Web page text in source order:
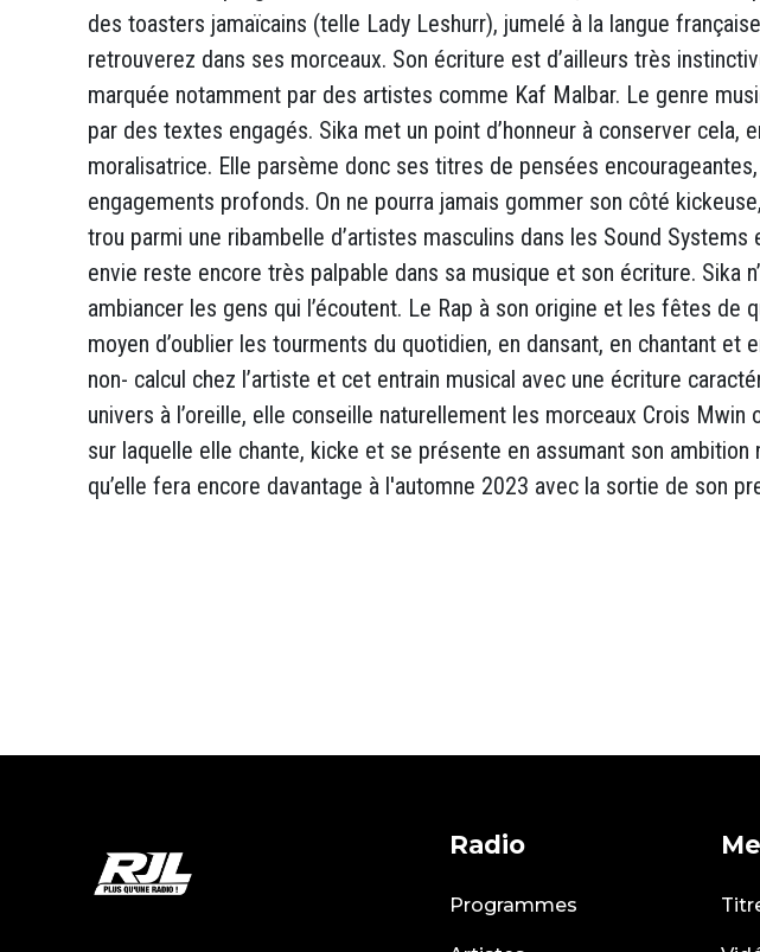
des toasters jamaïcains (telle Lady Leshurr), jumelé à la langue
retrouverez dans ses morceaux. Son écriture est d’ailleurs très
marquée notamment par des artistes comme Kaf Malbar. Le genre
par des textes engagés. Sika met un point d’honneur à conserver
moralisatrice. Elle parsème donc ses titres de pensées
engagements profonds. On ne pourra jamais gommer son côté
trou parmi une ribambelle d’artistes masculins dans les Sound
envie reste encore très palpable dans sa musique et son écriture. Sika
ambiancer les gens qui l’écoutent. Le Rap à son origine et les fêtes de
moyen d’oublier les tourments du quotidien, en dansant, en chantant
non- calcul chez l’artiste et cet entrain musical avec une écriture
univers à l’oreille, elle conseille naturellement les morceaux Crois Mwin
sur laquelle elle chante, kicke et se présente en assumant son
qu’elle fera encore davantage à l'automne 2023 avec la sortie de son
Radio
Programmes